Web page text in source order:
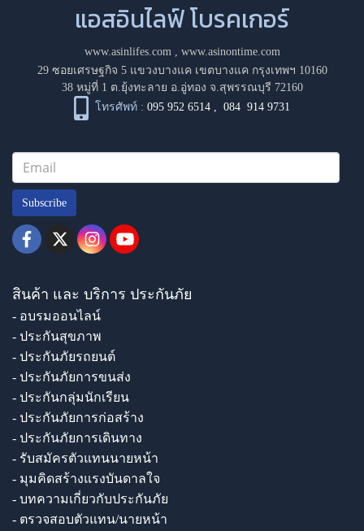
แอสอินไลฟ์ โบรคเกอร์
www.asinlifes.com, www.asinontime.com
29 ซอยเศรษฐกิจ 5 แขวงบางแค เขตบางแค กรุงเทพฯ 10160
38 หมู่ที่ 1 ต.ยุ้งทะลาย อ.อู่ทอง จ.สุพรรณบุรี 72160
โทรศัพท์ : 095 952 6514 ,084 914 9731
Subscribe
สินค้า และ บริการ ประกันภัย
- อบรมออนไลน์
- ประกันสุขภาพ
- ประกันภัยรถยนต์
- ประกันภัยการขนส่ง
- ประกันกลุ่มนักเรียน
- ประกันภัยการก่อสร้าง
- ประกันภัยการเดินทาง
- รับสมัครตัวแทนนายหน้า
- มุมคิดสร้างแรงบันดาลใจ
- บทความเกี่ยวกับประกันภัย
- ตรวจสอบตัวแทน/นายหน้า